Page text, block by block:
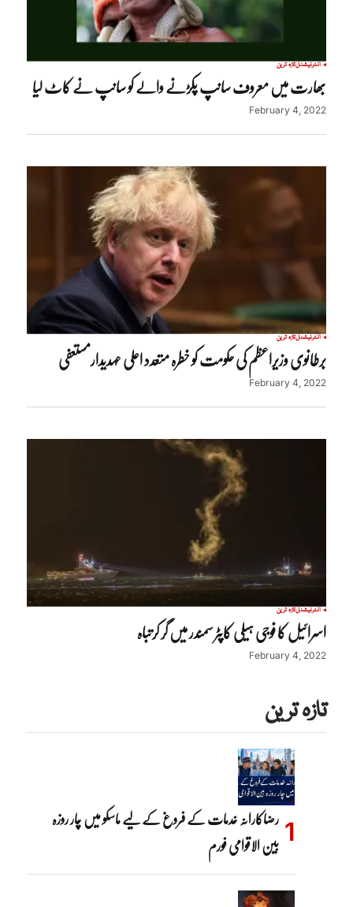
انٹرنیشنلتازہ ترین
بھارت میں معروف سانپ پکڑنے والے کو سانپ نے کاٹ لیا
February 4, 2022
انٹرنیشنلتازہ ترین
برطانوی وزیراعظم کی حکومت کو خطرہ متعدد اعلی عہدیدارمستعفی
February 4, 2022
انٹرنیشنلتازہ ترین
اسرائیل کا فوجی ہیلی کاپٹر سمندر میں گر کرتباہ
February 4, 2022
تازہ ترین
رضاکارانہ خدمات کے فروغ کے لیے ماسکو میں چار روزہ
بین الاقوامی فورم